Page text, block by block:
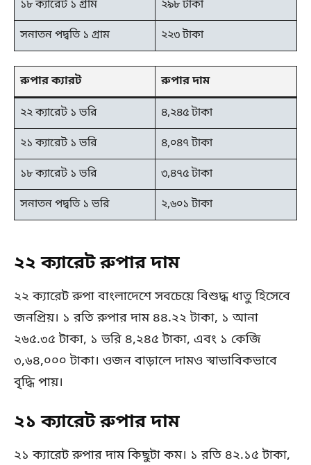
১৮ ক্যারেট ১ গ্রাম
২৯৮ টাকা
সনাতন পদ্বতি ১ গ্রাম
২২৩ টাকা
রুপার ক্যারট রুপার দাম
২২ ক্যারেট ১ ভরি
৪,২৪৫ টাকা
২১ ক্যারেট ১ ভরি
৪,০৪৭ টাকা
১৮ ক্যারেট ১ ভরি
৩,৪৭৫ টাকা
সনাতন পদ্বতি ১ ভরি
২,৬০১ টাকা
২২ ক্যারেট রুপার দাম
২২ ক্যারেট রুপা বাংলাদেশে সবচেয়ে বিশুদ্ধ ধাতু হিসেবে
জনপ্রিয়। ১ রতি রুপার দাম ৪৪.২২ টাকা, ১ আনা
২৬৫.৩৫ টাকা, ১ ভরি ৪,২৪৫ টাকা, এবং ১ কেজি
৩,৬৪,০০০ টাকা। ওজন বাড়ালে দামও স্বাভাবিকভাবে
বৃদ্ধি পায়।
২১ ক্যারেট রুপার দাম
২১ ক্যারেট রুপার দাম কিছুটা কম। ১ রতি ৪২.১৫ টাকা,